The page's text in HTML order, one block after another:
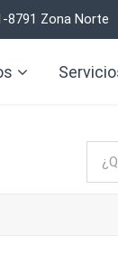
8791 Zona Norte